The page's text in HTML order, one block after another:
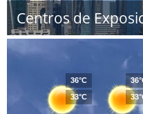
Centros de
36°C
33°C